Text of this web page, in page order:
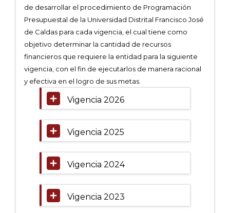
de desarrollar el procedimiento de Programación
Presupuestal de la Universidad Distrital Francisco José
de Caldas para cada vigencia, el cual tiene como
objetivo determinar la cantidad de recursos
financieros que requiere la entidad para la siguiente
vigencia, con el fin de ejecutarlos de manera racional
y efectiva en el logro de sus metas.
Vigencia 2026
Vigencia 2025
Vigencia 2024
Vigencia 2023
registros
Anterior